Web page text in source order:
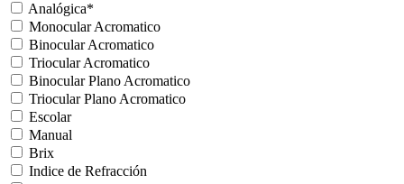
Analógica*
Monocular Acromatico
Binocular Acromatico
Triocular Acromatico
Binocular Plano Acromatico
Triocular Plano Acromatico
Escolar
Manual
Brix
Indice de Refracción